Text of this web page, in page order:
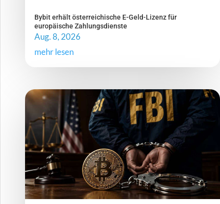
Bybit erhält österreichische E-Geld-Lizenz für
europäische Zahlungsdienste
Aug. 8, 2026
mehr lesen